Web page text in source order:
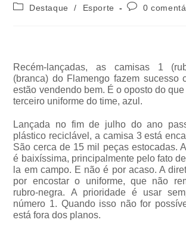
Destaque
/ Esporte 0
Recém-lançadas, as camisas 1
(branca) do Flamengo fazem sucesso
estão vendendo bem. É o oposto do
terceiro uniforme do time, azul.
Lançada no fim de julho do ano
plástico reciclável, a camisa 3 está
São cerca de 15 mil peças estocadas.
é baixíssima, principalmente pelo fato
la em campo. E não é por acaso. A
por encostar o uniforme, que não
rubro-negra. A prioridade é usar
número 1. Quando isso não for
está fora dos planos.